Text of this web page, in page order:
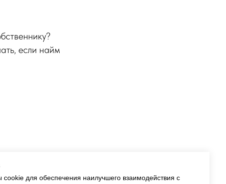
если найм
для обеспечения наилучшего взаимодействия с